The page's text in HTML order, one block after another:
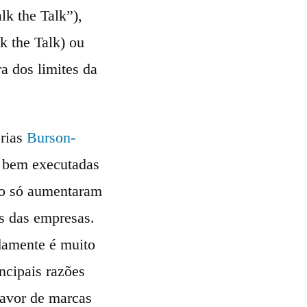
the Talk”),
the Talk) ou
dos limites da
Burson-
executadas
só aumentaram
empresas.
é muito
razões
de marcas